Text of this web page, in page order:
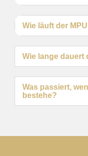
Wie läuft der
Wie lange dauert
Was passiert,
bestehe?